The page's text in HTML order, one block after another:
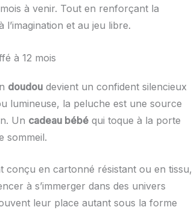
à venir. Tout en renforçant la
et au jeu libre.
à 12 mois
doudou devient un confident silencieux
lumineuse, la peluche est une source
Un cadeau bébé qui toque à la porte
sommeil.
conçu en cartonné résistant ou en tissu,
à s’immerger dans des univers
leur place autant sous la forme